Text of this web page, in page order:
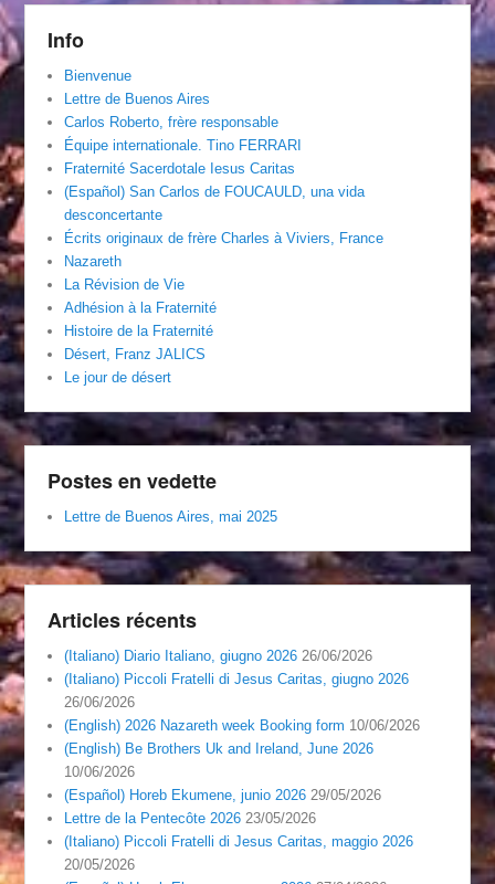
Info
Bienvenue
Lettre de Buenos Aires
Carlos Roberto, frère responsable
Équipe internationale. Tino FERRARI
Fraternité Sacerdotale Iesus Caritas
(Español) San Carlos de FOUCAULD, una vida
desconcertante
Écrits originaux de frère Charles à Viviers, France
Nazareth
La Révision de Vie
Adhésion à la Fraternité
Histoire de la Fraternité
Désert, Franz JALICS
Le jour de désert
Postes en vedette
Lettre de Buenos Aires, mai 2025
Articles récents
(Italiano) Diario Italiano, giugno 2026 26/06/2026
(Italiano) Piccoli Fratelli di Jesus Caritas, giugno 2026
26/06/2026
(English) 2026 Nazareth week Booking form 10/06/2026
(English) Be Brothers Uk and Ireland, June 2026
10/06/2026
(Español) Horeb Ekumene, junio 2026 29/05/2026
Lettre de la Pentecôte 2026 23/05/2026
(Italiano) Piccoli Fratelli di Jesus Caritas, maggio 2026
20/05/2026